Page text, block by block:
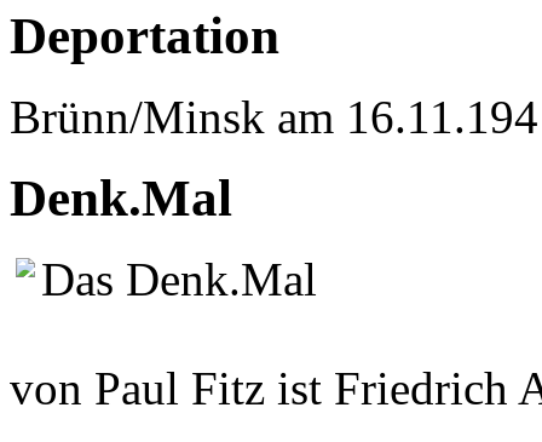
Deportation
Brünn/Minsk am
Denk.Mal
Das Denk.Mal
von Paul Fitz ist Friedrich